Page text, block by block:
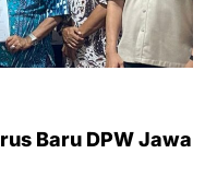
Baru DPW Jawa